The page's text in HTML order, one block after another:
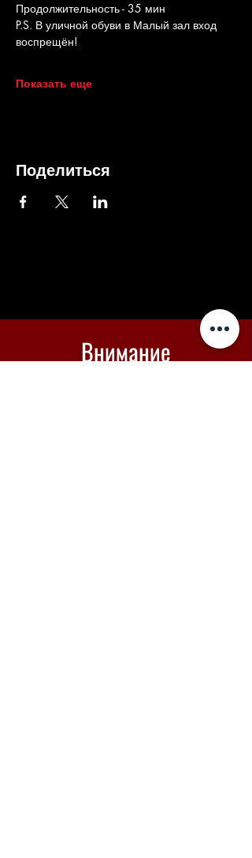
Продолжительность - 35 мин
P.S. В уличной обуви в Малый зал вход
воспрещён!
Показать еще
Поделиться
Внимание